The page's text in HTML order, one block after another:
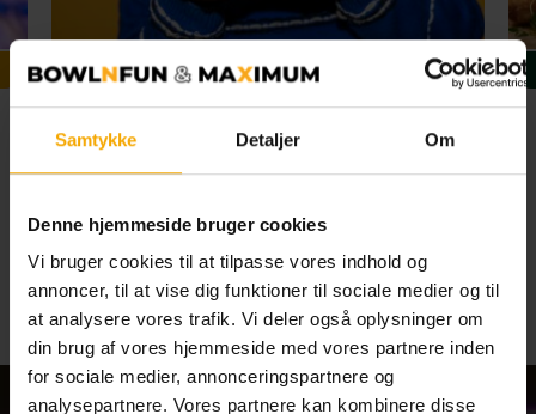
Samtykke Detaljer Om
Denne hjemmeside bruger cookies
Vi bruger cookies til at tilpasse vores indhold og
annoncer, til at vise dig funktioner til sociale medier og til
at analysere vores trafik. Vi deler også oplysninger om
din brug af vores hjemmeside med vores partnere inden
for sociale medier, annonceringspartnere og
analysepartnere. Vores partnere kan kombinere disse
Fødselsdag
Se alle begivenheder